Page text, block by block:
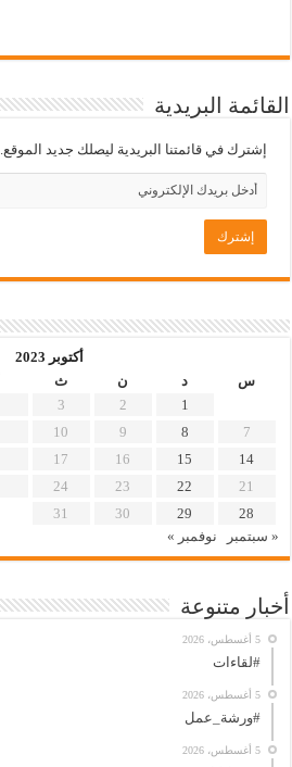
القائمة البريدية
إشترك في قائمتنا البريدية ليصلك جديد الموقع.
أكتوبر 2023
س
د ن ث
1
2
3
7
8
9
10
14
15
16
17
21
22
23
24
28
29
30
31
« سبتمبر
نوفمبر »
أخبار متنوعة
5 أغسطس، 2026
#لقاءات
5 أغسطس، 2026
#ورشة_عمل
5 أغسطس، 2026